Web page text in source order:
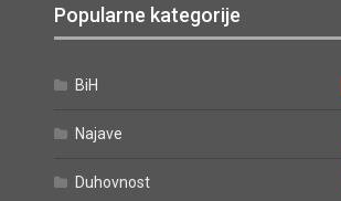
Popularne kategorije
BiH
Najave
Duhovnost